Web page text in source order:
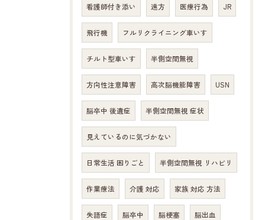
看護師付き添い 遠方 医療行為 JR
飛行機 フルリクライニング車いす
チルト型車いす 半側空間無視
方向性注意障害 高次脳機能障害 USN
脳卒中 後遺症 半側空間無視 症状
見えているのに気づかない
日常生活 困りごと 半側空間無視 リハビリ
作業療法 介護 対応 家族 対応 方法
失語症 脳卒中 脳梗塞 脳出血